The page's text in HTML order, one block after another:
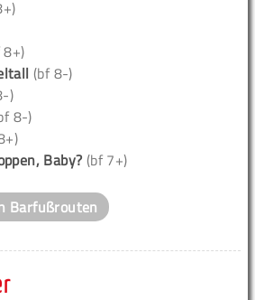
(bf 8-)
)
8-)
Baby? (bf 7+)
Barfußrouten